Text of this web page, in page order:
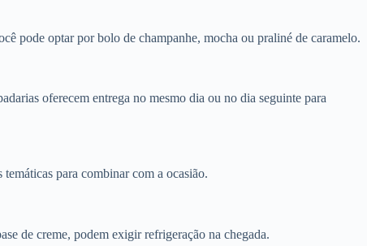
pode optar por bolo de champanhe, mocha ou praliné de caramelo.
oferecem entrega no mesmo dia ou no dia seguinte para
para combinar com a ocasião.
de creme, podem exigir refrigeração na chegada.